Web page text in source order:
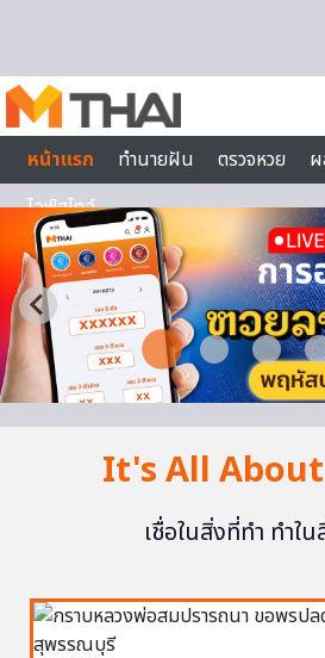
หน้าแรก
ทำนายฝัน ตรวจหวย
ไลฟ์สไตล์
It's All
เชื่อในสิ่งที่ทำ ทำใ